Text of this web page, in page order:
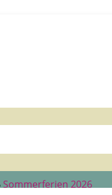
Schule
Sommerferien 2026